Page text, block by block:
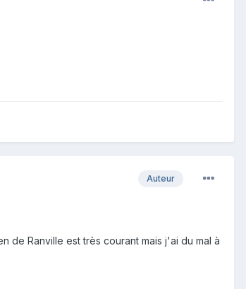
Auteur
de Ranville est très courant mais j'ai du mal à